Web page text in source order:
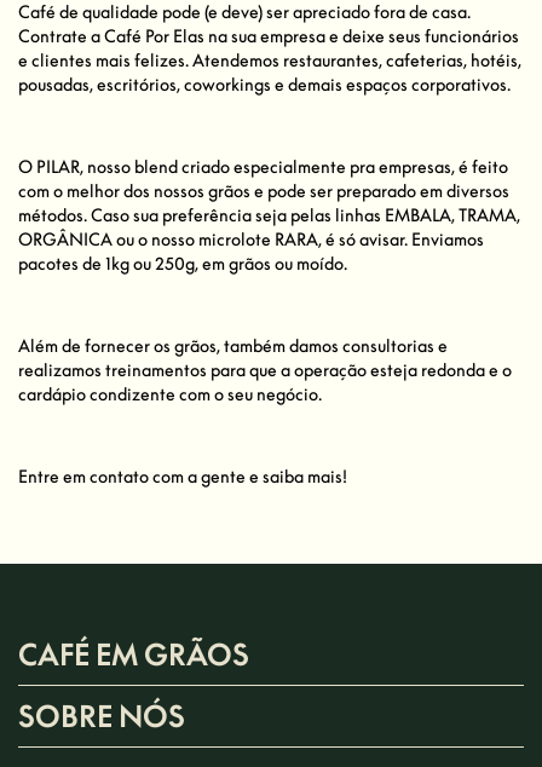
Café de qualidade pode (e deve) ser apreciado fora de casa.
Contrate a Café Por Elas na sua empresa e deixe seus funcionários
e clientes mais felizes. Atendemos restaurantes, cafeterias, hotéis,
pousadas, escritórios, coworkings e demais espaços corporativos.
O PILAR, nosso blend criado especialmente pra empresas, é feito
com o melhor dos nossos grãos e pode ser preparado em diversos
métodos. Caso sua preferência seja pelas linhas EMBALA, TRAMA,
ORGÂNICA ou o nosso microlote RARA, é só avisar. Enviamos
pacotes de 1kg ou 250g, em grãos ou moído.
Além de fornecer os grãos, também damos consultorias e
realizamos treinamentos para que a operação esteja redonda e o
cardápio condizente com o seu negócio.
Entre em contato com a gente e saiba mais!
CAFÉ EM GRÃOS
SOBRE NÓS